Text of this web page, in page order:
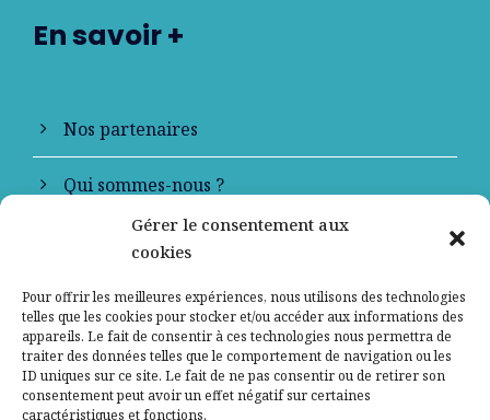
Gérer le consentement aux
cookies
Pour offrir les meilleures expériences, nous utilisons des technologies
telles que les cookies pour stocker et/ou accéder aux informations des
appareils. Le fait de consentir à ces technologies nous permettra de
traiter des données telles que le comportement de navigation ou les
ID uniques sur ce site. Le fait de ne pas consentir ou de retirer son
consentement peut avoir un effet négatif sur certaines
caractéristiques et fonctions.
En savoir +
Nos partenaires
Qui sommes-nous ?
Contactez-nous
Mentions légales
Politique de confidentialité